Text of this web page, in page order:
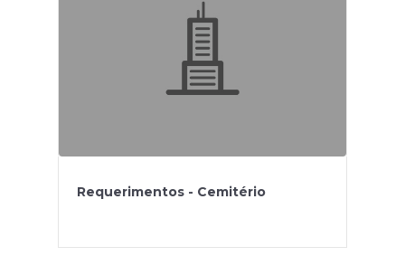
Requerimentos - Cemitério